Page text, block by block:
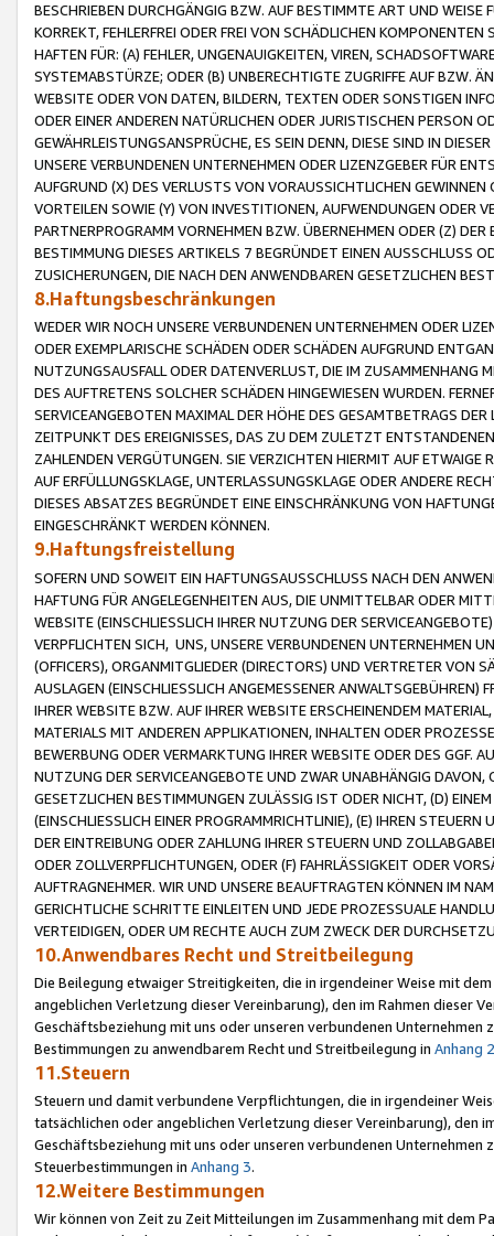
BESCHRIEBEN DURCHGÄNGIG BZW. AUF BESTIMMTE ART UND
KORREKT, FEHLERFREI ODER FREI VON SCHÄDLICHEN
HAFTEN FÜR: (A) FEHLER, UNGENAUIGKEITEN, VIREN,
SYSTEMABSTÜRZE; ODER (B) UNBERECHTIGTE ZUGRIFFE AUF BZW.
WEBSITE ODER VON DATEN, BILDERN, TEXTEN ODER SONSTIGEN
ODER EINER ANDEREN NATÜRLICHEN ODER JURISTISCHEN PERSON
GEWÄHRLEISTUNGSANSPRÜCHE, ES SEIN DENN, DIESE SIND IN
UNSERE VERBUNDENEN UNTERNEHMEN ODER LIZENZGEBER FÜR
AUFGRUND (X) DES VERLUSTS VON VORAUSSICHTLICHEN
VORTEILEN SOWIE (Y) VON INVESTITIONEN, AUFWENDUNGEN ODER
PARTNERPROGRAMM VORNEHMEN BZW. ÜBERNEHMEN ODER (Z)
BESTIMMUNG DIESES ARTIKELS 7 BEGRÜNDET EINEN AUSSCHLUSS
ZUSICHERUNGEN, DIE NACH DEN ANWENDBAREN GESETZLICHEN
8.Haftungsbeschränkungen
WEDER WIR NOCH UNSERE VERBUNDENEN UNTERNEHMEN ODER
ODER EXEMPLARISCHE SCHÄDEN ODER SCHÄDEN AUFGRUND
NUTZUNGSAUSFALL ODER DATENVERLUST, DIE IM ZUSAMMENHANG
DES AUFTRETENS SOLCHER SCHÄDEN HINGEWIESEN WURDEN.
SERVICEANGEBOTEN MAXIMAL DER HÖHE DES GESAMTBETRAGS
ZEITPUNKT DES EREIGNISSES, DAS ZU DEM ZULETZT
ZAHLENDEN VERGÜTUNGEN. SIE VERZICHTEN HIERMIT AUF
AUF ERFÜLLUNGSKLAGE, UNTERLASSUNGSKLAGE ODER ANDERE
DIESES ABSATZES BEGRÜNDET EINE EINSCHRÄNKUNG VON
EINGESCHRÄNKT WERDEN KÖNNEN.
9.Haftungsfreistellung
SOFERN UND SOWEIT EIN HAFTUNGSAUSSCHLUSS NACH DEN
HAFTUNG FÜR ANGELEGENHEITEN AUS, DIE UNMITTELBAR ODER
WEBSITE (EINSCHLIESSLICH IHRER NUTZUNG DER
VERPFLICHTEN SICH, UNS, UNSERE VERBUNDENEN UNTERNEHMEN
(OFFICERS), ORGANMITGLIEDER (DIRECTORS) UND VERTRETER VON
AUSLAGEN (EINSCHLIESSLICH ANGEMESSENER
IHRER WEBSITE BZW. AUF IHRER WEBSITE ERSCHEINENDEM
MATERIALS MIT ANDEREN APPLIKATIONEN, INHALTEN ODER
BEWERBUNG ODER VERMARKTUNG IHRER WEBSITE ODER DES GGF.
NUTZUNG DER SERVICEANGEBOTE UND ZWAR UNABHÄNGIG
GESETZLICHEN BESTIMMUNGEN ZULÄSSIG IST ODER NICHT, (D)
(EINSCHLIESSLICH EINER PROGRAMMRICHTLINIE), (E) IHREN
DER EINTREIBUNG ODER ZAHLUNG IHRER STEUERN UND
ODER ZOLLVERPFLICHTUNGEN, ODER (F) FAHRLÄSSIGKEIT ODER
AUFTRAGNEHMER. WIR UND UNSERE BEAUFTRAGTEN KÖNNEN IM
GERICHTLICHE SCHRITTE EINLEITEN UND JEDE PROZESSUALE
VERTEIDIGEN, ODER UM RECHTE AUCH ZUM ZWECK DER
10.Anwendbares Recht und Streitbeilegung
Die Beilegung etwaiger Streitigkeiten, die in irgendeiner Weise mit
angeblichen Verletzung dieser Vereinbarung), den im Rahmen dieser
Geschäftsbeziehung mit uns oder unseren verbundenen
Bestimmungen zu anwendbarem Recht und Streitbeilegung in Anhang 2
11.Steuern
Steuern und damit verbundene Verpflichtungen, die in irgendeiner
tatsächlichen oder angeblichen Verletzung dieser Vereinbarung), den
Geschäftsbeziehung mit uns oder unseren verbundenen
Steuerbestimmungen in Anhang 3.
12.Weitere Bestimmungen
Wir können von Zeit zu Zeit Mitteilungen im Zusammenhang mit dem